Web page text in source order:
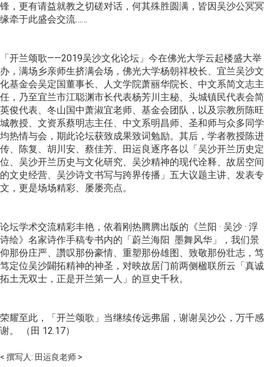
锋，更有请益就教之切磋对话，何其殊胜圆满，皆因吴沙公冥冥
缘牵于此盛会交流……
「开兰颂歌——2019吴沙文化论坛」今在佛光大学云起楼盛大举
办，满场乡亲师生挤满会场，佛光大学杨朝祥校长、宜兰吴沙文
化基金会吴定国董事长、人文学院萧丽华院长、中文系简文志主
任，乃至宜兰市江聪渊市长代表杨芳川主秘、头城镇民代表会简
英俊代表、冬山国中萧淑宜老师、基金会团队，以及宗教所陈旺
城教授、文资系蔡明志主任、中文系明昌师、圣和师与众多同学
均热情与会，期此论坛获致成果致词勉励。其后，学者教授陈进
传、陈复、胡川安、蔡佳芳、田运良逐序各以「吴沙开兰历史定
位、吴沙开兰历史与文化研究、吴沙精神的现代诠释、故居空间
的文史经营、吴沙诗文书写与跨界传播」五大议题主讲、发表专
文，更是场场精彩、屡屡亮点。
论坛学术交流精彩丰艳，依着刚热腾腾出版的《兰阳 · 吴沙 · 浮
诗绘》名家诗作手稿专书内的「蔚兰海阳 墨舞风华」，我们景
仰那份庄严、讚叹那份豪情、重塑那份雄图、致敬那份壮志，笃
笃定位吴沙闢拓精神的神圣，对映故居门前两侧楹联所云「真诚
拓土无双士，正是开兰第一人」的亘史千秋。
荣耀至此，「开兰颂歌」当继续传远弗届，谢谢吴沙公，万千感
谢。 （田 12.17）
< 撰写人: 田运良老师 >